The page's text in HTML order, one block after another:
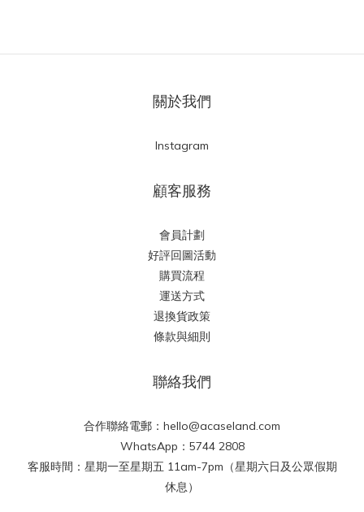
關於我們
Instagram
顧客服務
會員計劃
好評回圖活動
購買流程
運送方式
退換貨政策
條款與細則
聯絡我們
合作聯絡電郵：hello@acaseland.com
WhatsApp：5744 2808
客服時間：星期一至星期五 11am-7pm（星期六日及公眾假期
休息）